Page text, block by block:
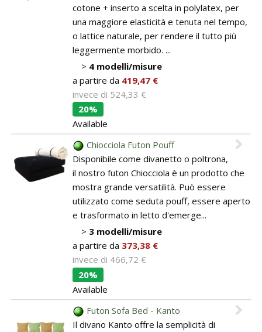
cotone + inserto a scelta in polylatex, per
una maggiore elasticità e tenuta nel tempo,
o lattice naturale, per rendere il tutto più
leggermente morbido. ...
> 4 modelli/misure
a partire da 419,47 €
invece di 524,33 €
20%
Available
Chiocciola Futon Pouff
Disponibile come divanetto o poltrona,
il nostro futon Chiocciola è un prodotto che
mostra grande versatilità. Può essere
utilizzato come seduta pouff, essere aperto
e trasformato in letto d'emerge...
> 3 modelli/misure
a partire da 373,38 €
invece di 466,72 €
20%
Available
Futon Sofa Bed - Kanto
Il divano Kanto offre la semplicità di